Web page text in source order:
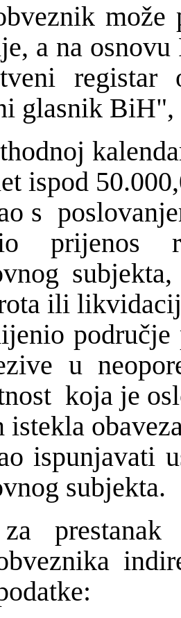
može
a na
registar
glasnik
ispod
s
prijenos
ili
područje
u
koja je
istekla
ispunjavati
subjekta.
prestanak